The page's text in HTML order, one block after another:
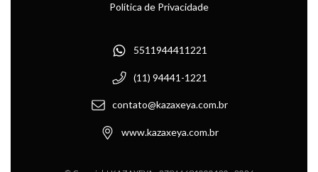
Política de Privacidade
5511944411221
(11) 94441-1221
contato@kazaxeya.com.br
www.kazaxeya.com.br